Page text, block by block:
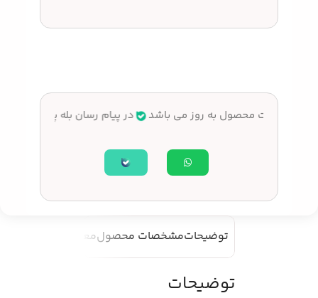
در پیام رسان بله پاسخگوی قیمت محصول به روز می باشد
توضیحاتمشخصات محصولمعرفی محصول
توضیحات